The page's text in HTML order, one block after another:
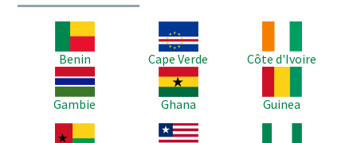
Benin
Image
Cape Verde
Côte d'Ivoire
Image
Gambie
Image
Ghana
Guinea
Image
Image